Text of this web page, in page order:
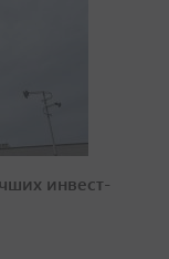
инвест-